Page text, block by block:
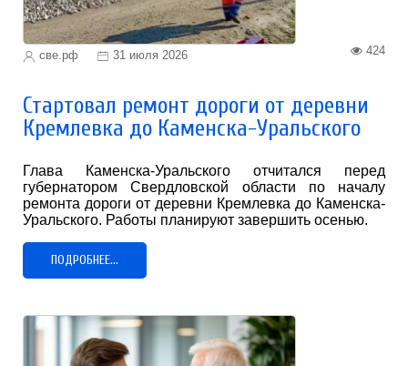
све.рф 31 июля 2026 424
Стартовал ремонт дороги от деревни
Кремлевка до Каменска-Уральского
Глава Каменска-Уральского отчитался перед
губернатором Свердловской области по началу
ремонта дороги от деревни Кремлевка до Каменска-
Уральского. Работы планируют завершить осенью.
ПОДРОБНЕЕ...